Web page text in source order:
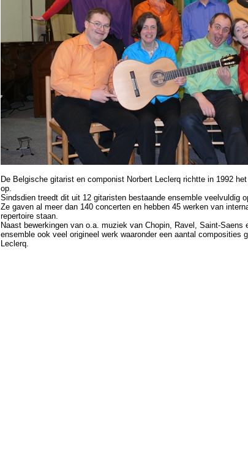
De Belgische gitarist en componist Norbert Leclerq richtte in 1992 het
op.
Sindsdien treedt dit uit 12 gitaristen bestaande ensemble veelvuldig
Ze gaven al meer dan 140 concerten en hebben 45 werken van
repertoire staan.
Naast bewerkingen van o.a. muziek van Chopin, Ravel, Saint-Saens
ensemble ook veel origineel werk waaronder een aantal composities
Leclerq.